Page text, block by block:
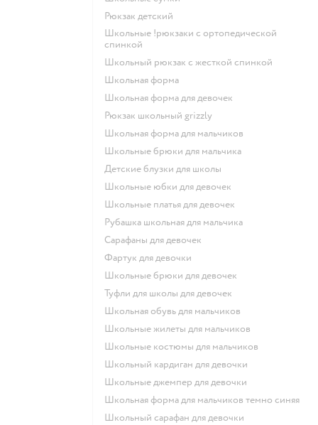
Рюкзак детский
Школьные !рюкзаки с ортопедической
спинкой
Школьный рюкзак с жесткой спинкой
Школьная форма
Школьная форма для девочек
Рюкзак школьный grizzly
Школьная форма для мальчиков
Школьные брюки для мальчика
Детские блузки для школы
Школьные юбки для девочек
Школьные платья для девочек
Рубашка школьная для мальчика
Сарафаны для девочек
Фартук для девочки
Школьные брюки для девочек
Туфли для школы для девочек
Школьная обувь для мальчиков
Школьные жилеты для мальчиков
Школьные костюмы для мальчиков
Школьный кардиган для девочки
Школьные джемпер для девочки
Школьная форма для мальчиков темно синяя
Школьный сарафан для девочки